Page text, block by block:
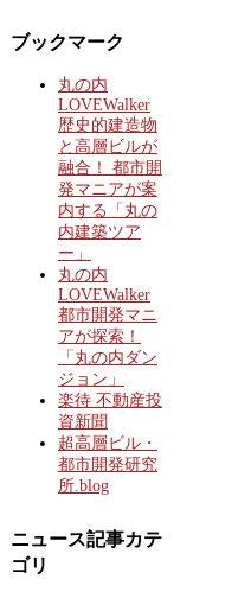
ブックマーク
丸の内
LOVEWalker
歴史的建造物
と高層ビルが
融合！ 都市開
発マニアが案
内する「丸の
内建築ツア
ー」
丸の内
LOVEWalker
都市開発マニ
アが探索！
「丸の内ダン
ジョン」
楽待 不動産投
資新聞
超高層ビル・
都市開発研究
所.blog
ニュース記事カテ
ゴリ